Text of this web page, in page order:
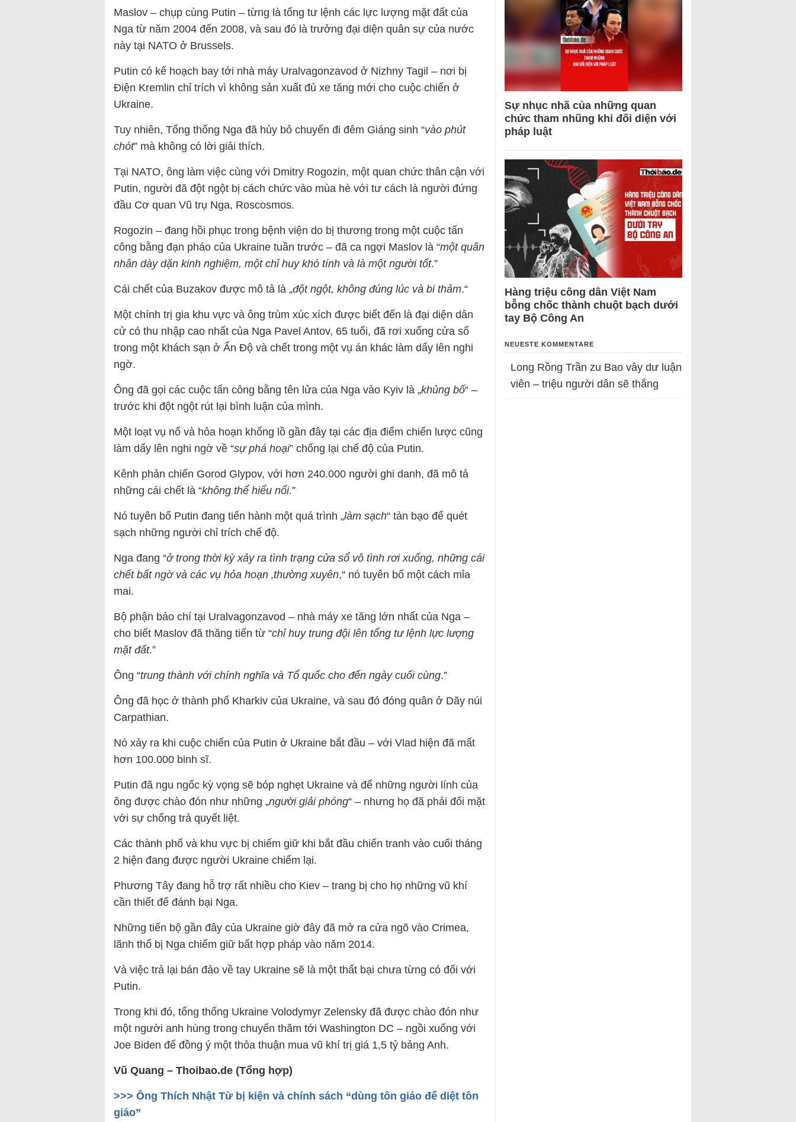
Maslov – chụp cùng Putin – từng là tổng tư lệnh các lực lượng mặt đất của
Nga từ năm 2004 đến 2008, và sau đó là trưởng đại diện quân sự của nước
này tại NATO ở Brussels.
Putin có kế hoạch bay tới nhà máy Uralvagonzavod ở Nizhny Tagil – nơi bị
Điện Kremlin chỉ trích vì không sản xuất đủ xe tăng mới cho cuộc chiến ở
Ukraine.
Tuy nhiên, Tổng thống Nga đã hủy bỏ chuyến đi đêm Giáng sinh “vào phút
chót” mà không có lời giải thích.
Tại NATO, ông làm việc cùng với Dmitry Rogozin, một quan chức thân cận với
Putin, người đã đột ngột bị cách chức vào mùa hè với tư cách là người đứng
đầu Cơ quan Vũ trụ Nga, Roscosmos.
Rogozin – đang hồi phục trong bệnh viện do bị thương trong một cuộc tấn
công bằng đạn pháo của Ukraine tuần trước – đã ca ngợi Maslov là “một quân
nhân dày dặn kinh nghiệm, một chỉ huy khó tính và là một người tốt.”
Cái chết của Buzakov được mô tả là „đột ngột, không đúng lúc và bi thảm.“
Một chính trị gia khu vực và ông trùm xúc xích được biết đến là đại diện dân
cử có thu nhập cao nhất của Nga Pavel Antov, 65 tuổi, đã rơi xuống cửa sổ
trong một khách sạn ở Ấn Độ và chết trong một vụ án khác làm dấy lên nghi
ngờ.
Ông đã gọi các cuộc tấn công bằng tên lửa của Nga vào Kyiv là „khủng bố“ –
trước khi đột ngột rút lại bình luận của mình.
Một loạt vụ nổ và hỏa hoạn khổng lồ gần đây tại các địa điểm chiến lược cũng
làm dấy lên nghi ngờ về “sự phá hoại” chống lại chế độ của Putin.
Kênh phản chiến Gorod Glypov, với hơn 240.000 người ghi danh, đã mô tả
những cái chết là “không thể hiểu nổi.”
Nó tuyên bố Putin đang tiến hành một quá trình „làm sạch“ tàn bạo để quét
sạch những người chỉ trích chế độ.
Nga đang “ở trong thời kỳ xảy ra tình trạng cửa sổ vô tình rơi xuống, những cái
chết bất ngờ và các vụ hỏa hoạn ‚thường xuyên,“ nó tuyên bố một cách mỉa
mai.
Bộ phận báo chí tại Uralvagonzavod – nhà máy xe tăng lớn nhất của Nga –
cho biết Maslov đã thăng tiến từ “chỉ huy trung đội lên tổng tư lệnh lực lượng
mặt đất.”
Ông “trung thành với chính nghĩa và Tổ quốc cho đến ngày cuối cùng.”
Ông đã học ở thành phố Kharkiv của Ukraine, và sau đó đóng quân ở Dãy núi
Carpathian.
Nó xảy ra khi cuộc chiến của Putin ở Ukraine bắt đầu – với Vlad hiện đã mất
hơn 100.000 binh sĩ.
Putin đã ngu ngốc kỳ vọng sẽ bóp nghẹt Ukraine và để những người lính của
ông được chào đón như những „người giải phóng“ – nhưng họ đã phải đối mặt
với sự chống trả quyết liệt.
Các thành phố và khu vực bị chiếm giữ khi bắt đầu chiến tranh vào cuối tháng
2 hiện đang được người Ukraine chiếm lại.
Phương Tây đang hỗ trợ rất nhiều cho Kiev – trang bị cho họ những vũ khí
cần thiết để đánh bại Nga.
Những tiến bộ gần đây của Ukraine giờ đây đã mở ra cửa ngõ vào Crimea,
lãnh thổ bị Nga chiếm giữ bất hợp pháp vào năm 2014.
Và việc trả lại bán đảo về tay Ukraine sẽ là một thất bại chưa từng có đối với
Putin.
Trong khi đó, tổng thống Ukraine Volodymyr Zelensky đã được chào đón như
một người anh hùng trong chuyến thăm tới Washington DC – ngồi xuống với
Joe Biden để đồng ý một thỏa thuận mua vũ khí trị giá 1,5 tỷ bảng Anh.
Vũ Quang – Thoibao.de (Tổng hợp)
>>> Ông Thích Nhật Từ bị kiện và chính sách “dùng tôn giáo để diệt tôn
giáo”
Sự nhục nhã của những quan
chức tham nhũng khi đối diện với
pháp luật
Hàng triệu công dân Việt Nam
bỗng chốc thành chuột bạch dưới
tay Bộ Công An
NEUESTE KOMMENTARE
Long Rồng Trần zu Bao vây dư luận
viên – triệu người dân sẽ thắng